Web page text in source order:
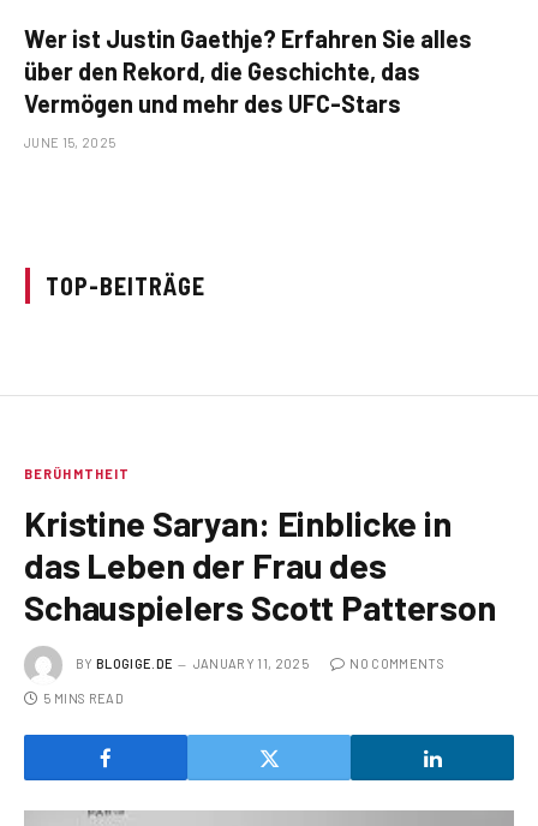
Wer ist Justin Gaethje? Erfahren Sie alles
über den Rekord, die Geschichte, das
Vermögen und mehr des UFC-Stars
JUNE 15, 2025
TOP-BEITRÄGE
BERÜHMTHEIT
Kristine Saryan: Einblicke in
das Leben der Frau des
Schauspielers Scott Patterson
BY BLOGIGE.DE JANUARY 11, 2025 NO COMMENTS
5 MINS READ